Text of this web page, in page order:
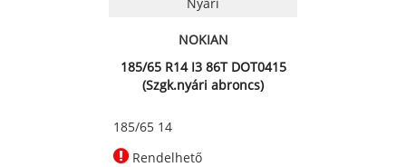
NOKIAN
185/65 R14 I3 86T DOT0415
(Szgk.nyári abroncs)
185/65 14
Rendelhető